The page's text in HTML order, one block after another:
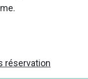
réservation